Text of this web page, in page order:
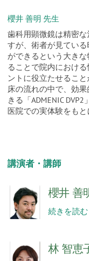
櫻井 善明 先生
歯科用顕微鏡は精密
すが、術者が見てい
ができるという大き
ることで院内におけ
ントに役立たせるこ
床の流れの中で、効
きる「ADMENIC
医院での実体験をもと
講演者・講師
櫻井 善
続きを読む
林 智恵